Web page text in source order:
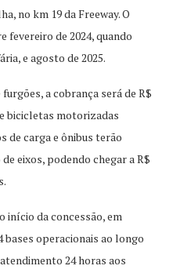
no km 19 da Freeway. O
fevereiro de 2024, quando
e agosto de 2025.
a cobrança será de R$
bicicletas motorizadas
de carga e ônibus terão
eixos, podendo chegar a R$
início da concessão, em
bases operacionais ao longo
24 horas aos